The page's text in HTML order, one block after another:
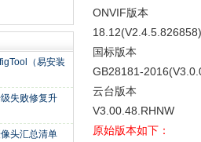
ONVIF版本
18.12(V2.4.5.826858)
国标版本
GB28181-
云台版本
V3.00.48.RHNW
原始版本如下：
（易安装
失败修复升
头汇总清单